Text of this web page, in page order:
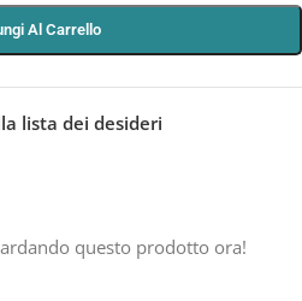
Al Carrello
lista dei desideri
questo prodotto ora!